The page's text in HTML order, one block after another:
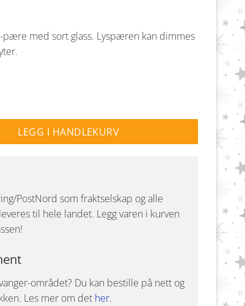
pære med sort glass. Lyspæren kan dimmes
lyspære Dimbar Globe 100mm 4W E27 2200K Minne antall
LEGG I HANDLEKURV
PostNord som fraktselskap og alle
til hele landet. Legg varen i kurven
området? Du kan bestille på nett og
Les mer om det her.